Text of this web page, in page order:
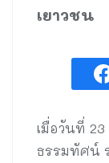
เยาวชน
เมื่อวันที่
ธรรมทัศน์